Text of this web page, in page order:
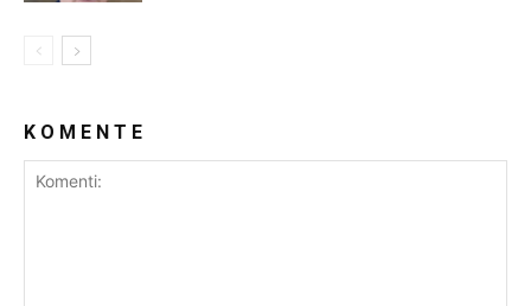
K O M E N T E